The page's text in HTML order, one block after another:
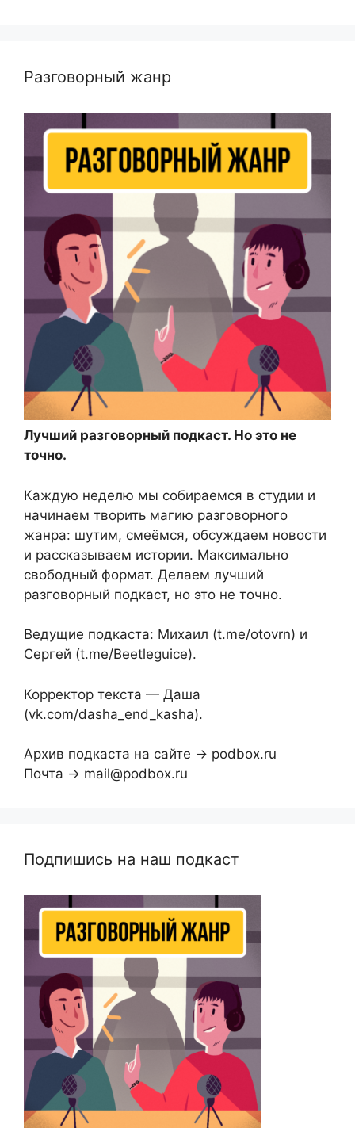
Разговорный жанр
Лучший разговорный подкаст. Но это не
точно.
Каждую неделю мы собираемся в студии и
начинаем творить магию разговорного
жанра: шутим, смеёмся, обсуждаем новости
и рассказываем истории. Максимально
свободный формат. Делаем лучший
разговорный подкаст, но это не точно.
Ведущие подкаста: Михаил (t.me/otovrn) и
Сергей (t.me/Beetleguice).
Корректор текста — Даша
(vk.com/dasha_end_kasha).
Архив подкаста на сайте → podbox.ru
Почта → mail@podbox.ru
Подпишись на наш подкаст